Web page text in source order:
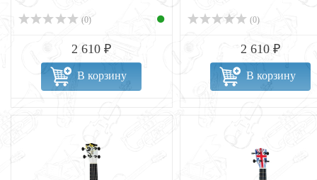
(0)
2 610 ₽
В корзину
(0)
2 610 ₽
В корзину